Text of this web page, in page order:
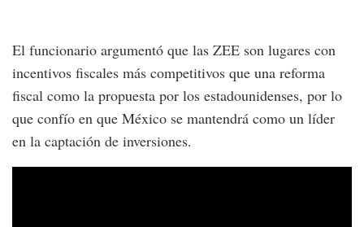
El funcionario argumentó que las ZEE son lugares con
incentivos fiscales más competitivos que una reforma
fiscal como la propuesta por los estadounidenses, por lo
que confío en que México se mantendrá como un líder
en la captación de inversiones.